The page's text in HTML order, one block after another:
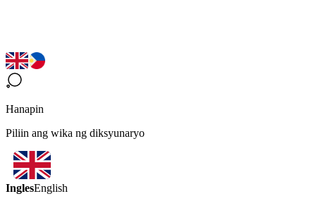
Hanapin
Piliin ang wika ng diksyunaryo
InglesEnglish